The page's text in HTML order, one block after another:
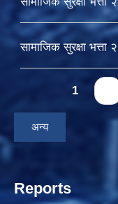
सामाजिक सुरक्षा
Pages1
अन्य
Reports